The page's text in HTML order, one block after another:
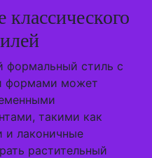
формальный стиль с
формами может
такими как
и лаконичные
растительный